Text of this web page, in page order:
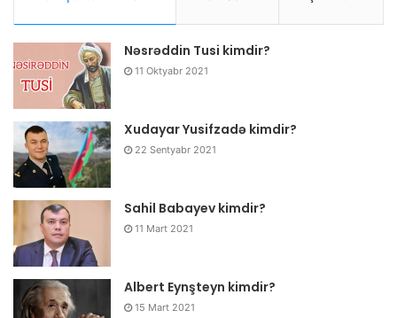
Nəsrəddin Tusi kimdir?
11 Oktyabr 2021
Xudayar Yusifzadə kimdir?
22 Sentyabr 2021
Sahil Babayev kimdir?
11 Mart 2021
Albert Eynşteyn kimdir?
15 Mart 2021